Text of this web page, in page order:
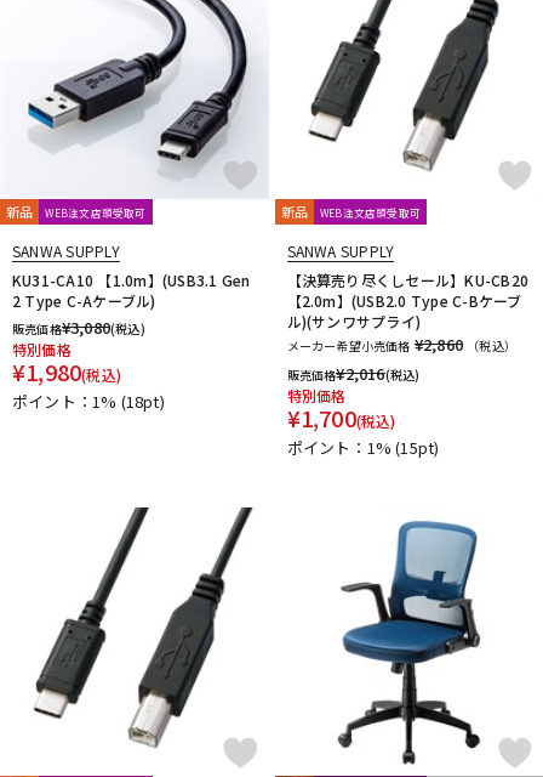
新品 WEB注文店頭受取可
SANWA SUPPLY
KU31-CA10 【1.0m】(USB3.1 Gen
2 Type C-Aケーブル)
販売価格¥3,080(税込)
特別価格
¥1,980(税込)
ポイント：1% (18pt)
新品 WEB注文店頭受取可
SANWA SUPPLY
【決算売り尽くしセール】KU-CB20
【2.0m】(USB2.0 Type C-Bケーブ
ル)(サンワサプライ)
メーカー希望小売価格 ¥2,860
（税込）
販売価格¥2,016(税込)
特別価格
¥1,700(税込)
ポイント：1%(15pt)